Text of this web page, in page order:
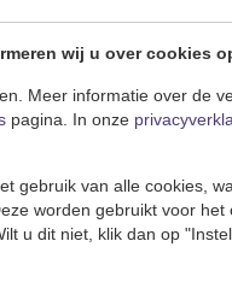
wij u over cookies
Meer informatie over de
pagina. In onze
gebruik van alle cookies,
worden gebruikt voor het
u dit niet, klik dan op